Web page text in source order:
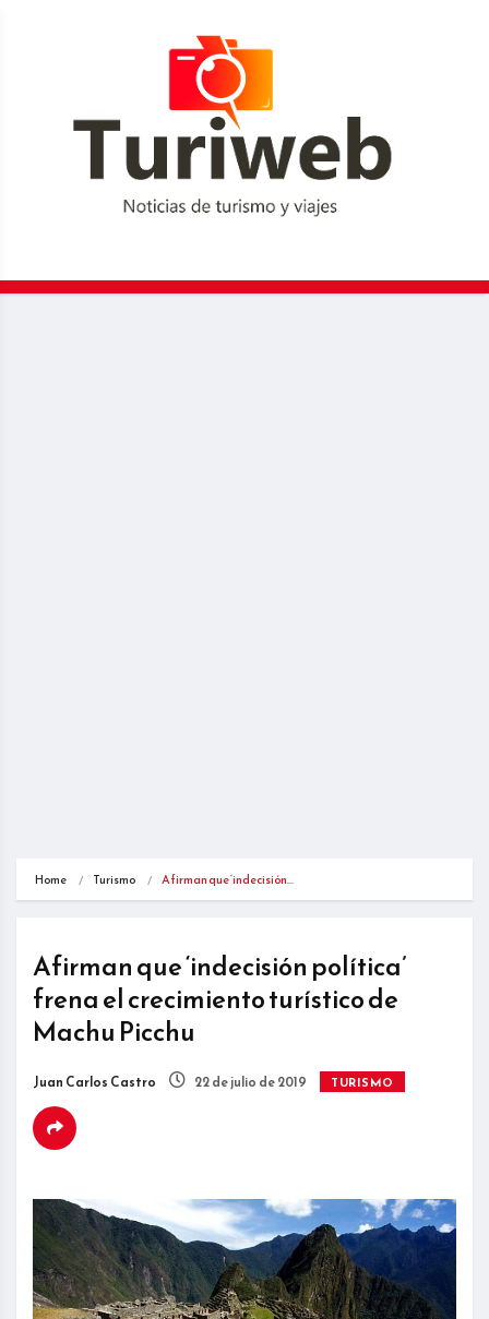
Home Turismo Afirman que ‘indecisión…
Afirman que ‘indecisión política’
frena el crecimiento turístico de
Machu Picchu
Juan Carlos Castro 22 de julio de 2019 TURISMO